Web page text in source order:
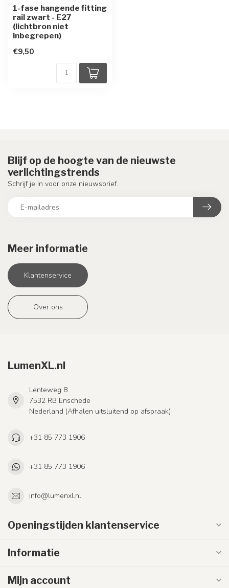
1-fase hangende fitting
rail zwart - E27
(lichtbron niet
inbegrepen)
€9,50
Meer informatie
Klantenservice
Over ons
Blijf op de hoogte van de nieuwste
verlichtingstrends
Schrijf je in voor onze nieuwsbrief.
LumenXL.nl
Lenteweg 8
7532 RB Enschede
Nederland (Afhalen uitsluitend op afspraak)
+31 85 773 1906
+31 85 773 1906
info@lumenxl.nl
Openingstijden klantenservice
Informatie
Mijn account